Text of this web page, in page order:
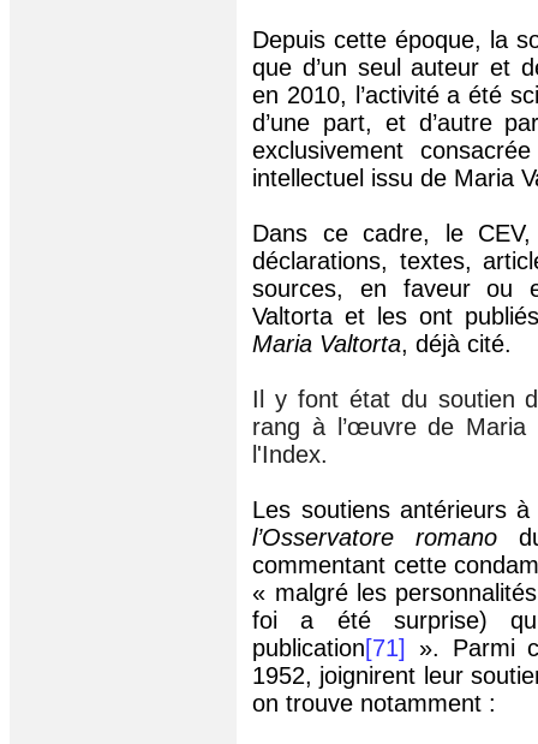
Depuis cette époque, la
que d’un seul auteur et
en 2010, l’activité a été
d’une part, et d’autre
exclusivement
intellectuel issu de Maria
Dans ce cadre, le
déclarations, textes,
sources, en faveur ou
Valtorta et les ont
Maria Valtorta, déjà cité.
Il y font état du soutien
rang à l’œuvre de
l'Index.
Les soutiens antérieurs
l’Osservatore romano
commentant cette
« malgré les
foi a été surprise)
publication[71]
». Parmi
1952, joignirent leur
on trouve notamment :